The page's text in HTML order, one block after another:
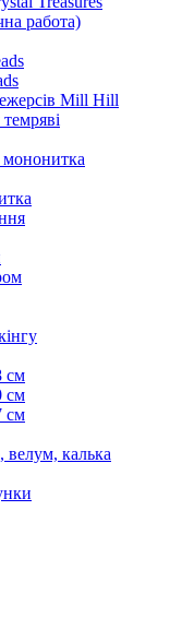
работа)
Mill Hill
см
см
см
велум, калька